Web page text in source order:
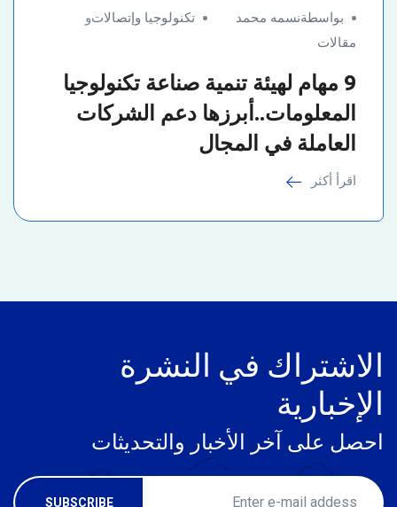
بواسطةنسمه محمد تكنولوجيا وإتصالاتو
مقالات
9 مهام لهيئة تنمية صناعة تكنولوجيا
المعلومات..أبرزها دعم الشركات
العاملة في المجال
اقرأ أكثر
الاشتراك في النشرة
الإخبارية
احصل على آخر الأخبار والتحديثات